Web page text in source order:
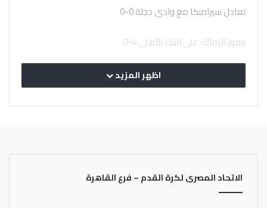
تعادل سيراميكا مع وادي دجلة 0-0
وفوز الزمالك علي البنك الأهلي 4-0
وتعادل المصري مع الاسماعيلي 2-2
المجموعة الثالثة
اظهر المزيد
الاتحاد المصرى لكرة القدم – فرع القاهرة